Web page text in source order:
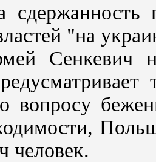
"на
Сенкевич
вопросу
человек.